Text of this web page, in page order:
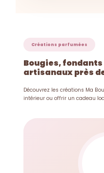
Créations parfumées
Bougies,
artisanaux près
Découvrez les créations Ma
intérieur ou offrir un cadeau